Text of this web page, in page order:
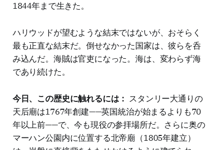
1844年まで生きた。
ハリウッドが望むような結末ではないが、おそらく
最も正直な結末だ。倒せなかった国家は、彼らを呑
み込んだ。海賊は官吏になった。海は、変わらず海
であり続けた。
今日、この歴史に触れるには： スタンリー大通りの
天后廟は1767年創建——英国統治が始まるよりも70
年以上前——で、今も現役の参拝場所だ。さらに奥の
マーハン公園内に位置する北帝廟（1805年建立）